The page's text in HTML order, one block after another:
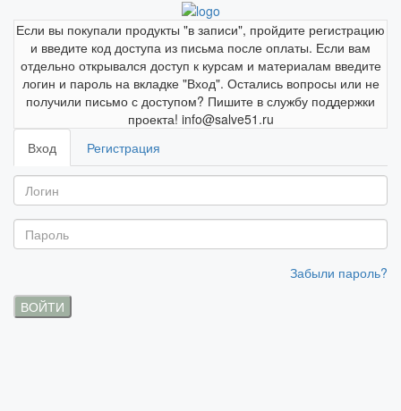
Если вы покупали продукты "в записи", пройдите регистрацию
и введите код доступа из письма после оплаты. Если вам
отдельно открывался доступ к курсам и материалам введите
логин и пароль на вкладке "Вход". Остались вопросы или не
получили письмо с доступом? Пишите в службу поддержки
проекта! info@salve51.ru
Вход
Регистрация
Забыли пароль?
ВОЙТИ